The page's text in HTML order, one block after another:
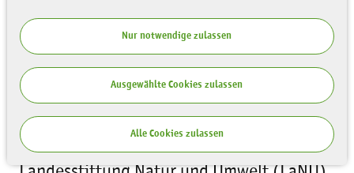
Nur notwendige zulassen
Ausgewählte Cookies zulassen
Alle Cookies zulassen
Die Akademie der Sächsischen